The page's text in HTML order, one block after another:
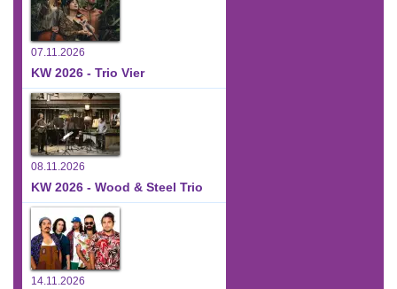
07.11.2026
KW 2026 - Trio Vier
08.11.2026
KW 2026 - Wood & Steel Trio
14.11.2026